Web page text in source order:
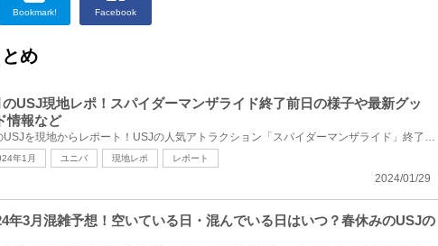
Bookmark! Facebook
め
のUSJ現地レポ！スパイダーマンザライド終了前日の様子や最新グッ
情報など
2024年1月のUSJを現地からレポート！USJの人気アトラクション「スパイダーマンザライド」終了前日の様子...
年1月 ユニバ 現地レポ レポート
2024/01/29
年3月混雑予想！空いている日・混んでいる日はいつ？春休みのUSJの